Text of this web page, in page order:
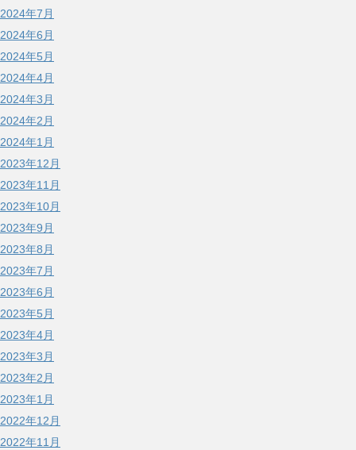
2024年7月
2024年6月
2024年5月
2024年4月
2024年3月
2024年2月
2024年1月
2023年12月
2023年11月
2023年10月
2023年9月
2023年8月
2023年7月
2023年6月
2023年5月
2023年4月
2023年3月
2023年2月
2023年1月
2022年12月
2022年11月